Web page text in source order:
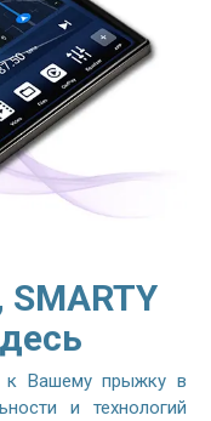
к Вашему прыжку в
и технологий